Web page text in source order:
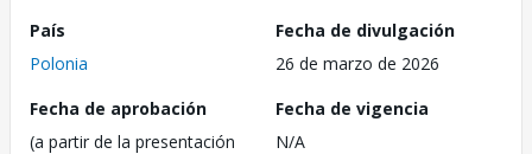
País
Polonia
Fecha de divulgación
26 de marzo de 2026
Fecha de aprobación
(a partir de la presentación
Fecha de vigencia
N/A